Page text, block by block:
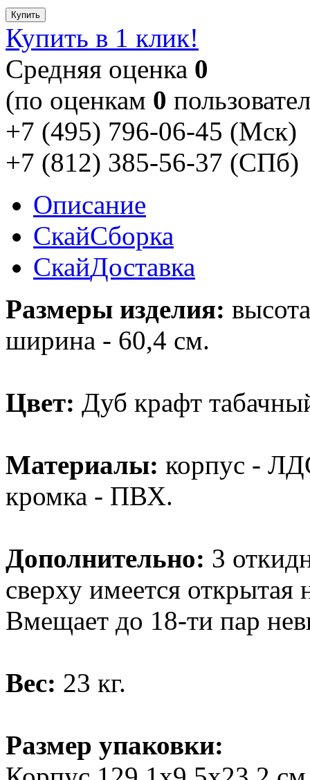
Купить
Купить в 1 клик!
Cредняя оценка 0
(по оценкам 0
+7 (495) 796-06-45 (Мск)
+7 (812) 385-56-37 (СПб)
Описание
СкайСборка
СкайДоставка
Размеры изделия:
ширина - 60,4 см.
Цвет: Дуб крафт
Материалы: корпус -
кромка - ПВХ.
Дополнительно: 3
сверху имеется открытая
Вмещает до 18-ти пар
Вес: 23 кг.
Размер упаковки: